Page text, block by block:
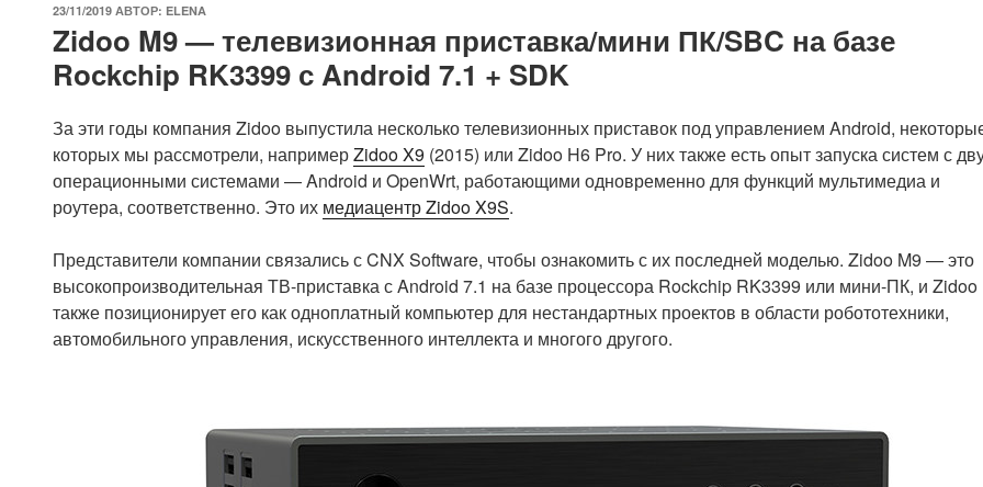
ОПУБЛИКОВАНО
23/11/2019 АВТОР: ELENA
Zidoo M9 — телевизионная приставка/мини ПК/SBC на базе
Rockchip RK3399 с Android 7.1 + SDK
За эти годы компания Zidoo выпустила несколько телевизионных приставок под управлением Android,
которых мы рассмотрели, напримерZidoo X9 (2015) или Zidoo H6 Pro. У них также есть опыт запуска систем с
операционными системами — Android и OpenWrt, работающими одновременно для функций мультимедиа и
роутера, соответственно. Это их медиацентр Zidoo X9S.
Представители компании связались с CNX Software, чтобы ознакомить с их последней моделью. Zidoo M9 — это
высокопроизводительная ТВ-приставка с Android 7.1 на базе процессора Rockchip RK3399 или мини-ПК, и Zidoo
также позиционирует его как одноплатный компьютер для нестандартных проектов в области робототехники,
автомобильного управления, искусственного интеллекта и многого другого.